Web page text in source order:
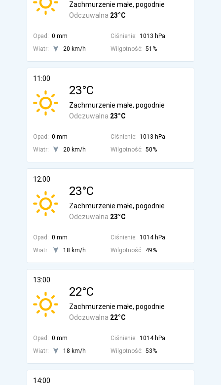
Odczuwalna 23°C
Zachmurzenie małe, pogodnie
Opad: 0 mm Ciśnienie: 1013 hPa
Wiatr:
20 km/h Wilgotność: 51%
11:00
23°C
Odczuwalna 23°C
Zachmurzenie małe, pogodnie
Opad: 0 mm Ciśnienie: 1013 hPa
Wiatr:
20 km/h Wilgotność: 50%
12:00
23°C
Odczuwalna 23°C
Zachmurzenie małe, pogodnie
Opad: 0 mm Ciśnienie: 1014 hPa
Wiatr:
18 km/h Wilgotność: 49%
13:00
22°C
Odczuwalna 22°C
Zachmurzenie małe, pogodnie
Opad: 0 mm Ciśnienie: 1014 hPa
Wiatr:
18 km/h Wilgotność: 53%
14:00